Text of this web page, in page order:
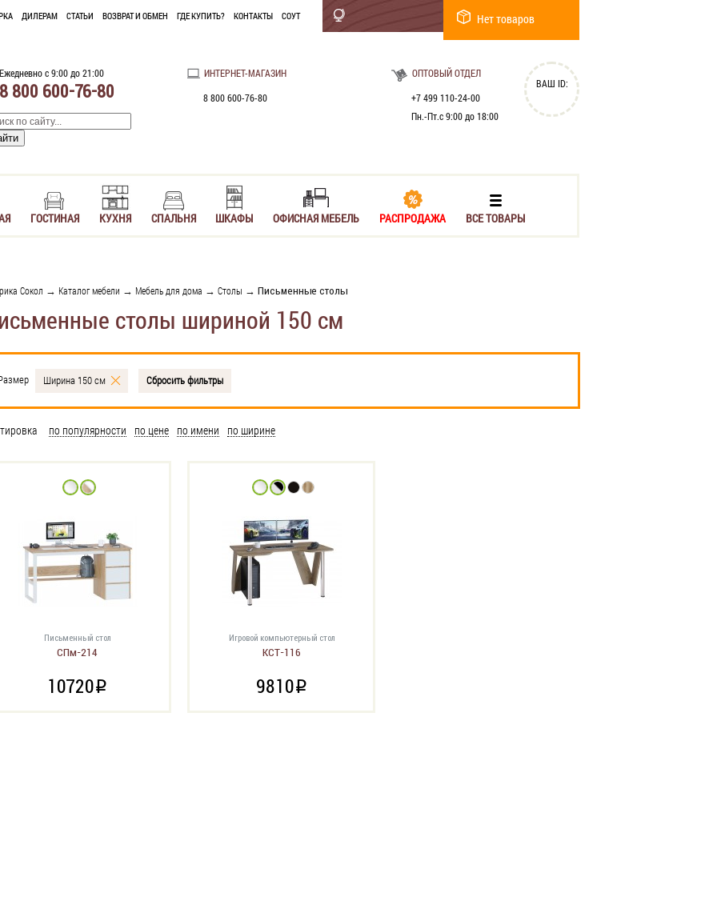
ДИЛЕРАМ СТАТЬИ ВОЗВРАТ И ОБМЕН ГДЕ КУПИТЬ? КОНТАКТЫ СОУТ Нет товаров
Ежедневно с 9:00 до 21:00
8 800 600-76-80
ИНТЕРНЕТ-МАГАЗИН
8 800 600-76-80
ОПТОВЫЙ ОТДЕЛ
+7 499 110-24-00
Пн.-Пт.с 9:00 до 18:00
ВАШ ID:
ГОСТИНАЯ КУХНЯ СПАЛЬНЯ ШКАФЫ ОФИСНАЯ МЕБЕЛЬ РАСПРОДАЖА ВСЕ ТОВАРЫ
Сокол → Каталог мебели → Мебель для дома → Столы → Письменные столы
столы шириной 150 см
Ширина 150 см Сбросить фильтры
по популярности по цене по имени по ширине
Письменный стол
СПм-214
10720i
Игровой компьютерный стол
КСТ-116
9810i